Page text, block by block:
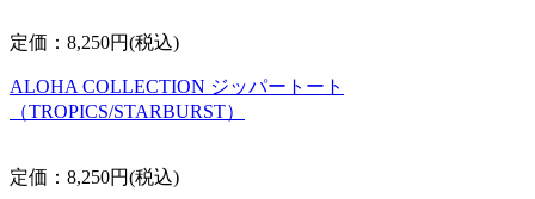
定価：8,250円(税込)
ALOHA COLLECTION ジッパートート
（TROPICS/STARBURST）
定価：8,250円(税込)